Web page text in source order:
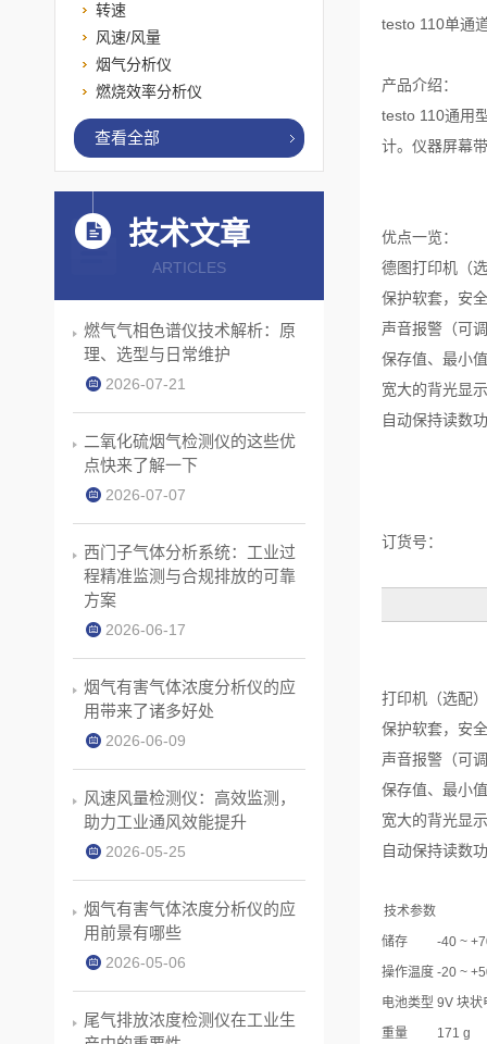
testo 110单通
产品介绍：
testo 110通用
计。仪器屏幕
优点一览：
德图打印机（
保护软套，安
声音报警（可
保存值、最小值
宽大的背光显
自动保持读数
订货号：
打印机（选配
保护软套，安
声音报警（可
保存值、最小值
宽大的背光显
自动保持读数
技术参数
储存
-40 ~
操作温度 -20 ~
电池类型 9V 块状
重量
171 g
转速
风速/风量
烟气分析仪
燃烧效率分析仪
查看全部
技术文章
ARTICLES
燃气气相色谱仪技术解析：原
理、选型与日常维护
2026-07-21
二氧化硫烟气检测仪的这些优
点快来了解一下
2026-07-07
西门子气体分析系统：工业过
程精准监测与合规排放的可靠
方案
2026-06-17
烟气有害气体浓度分析仪的应
用带来了诸多好处
2026-06-09
风速风量检测仪：高效监测，
助力工业通风效能提升
2026-05-25
烟气有害气体浓度分析仪的应
用前景有哪些
2026-05-06
尾气排放浓度检测仪在工业生